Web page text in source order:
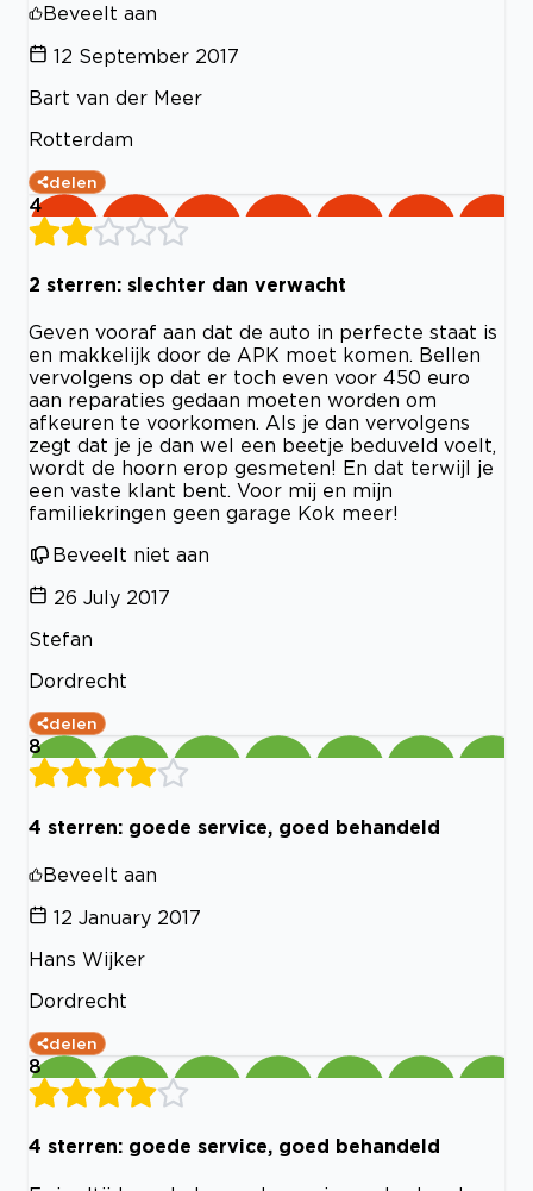
Beveelt aan
12 September 2017
Bart van der Meer
Rotterdam
delen
4
2 sterren: slechter dan verwacht
Geven vooraf aan dat de auto in perfecte staat is
en makkelijk door de APK moet komen. Bellen
vervolgens op dat er toch even voor 450 euro
aan reparaties gedaan moeten worden om
afkeuren te voorkomen. Als je dan vervolgens
zegt dat je je dan wel een beetje beduveld voelt,
wordt de hoorn erop gesmeten! En dat terwijl je
een vaste klant bent. Voor mij en mijn
familiekringen geen garage Kok meer!
Beveelt niet aan
26 July 2017
Stefan
Dordrecht
delen
8
4 sterren: goede service, goed behandeld
Beveelt aan
12 January 2017
Hans Wijker
Dordrecht
delen
8
4 sterren: goede service, goed behandeld